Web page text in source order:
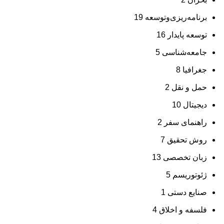
برنامه‌ریزی‌وتوسعه 19
توسعه پایدار 16
جامعه‌شناسی 5
جغرافیا 8
حمل و نقل 2
دیجیتال 10
راهنمای سفر 2
روش تحقیق 7
زبان تخصصی 13
ژئوتوریسم 5
صنایع دستی 1
فلسفه و اخلاق 4